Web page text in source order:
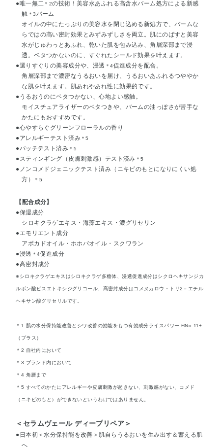
●唯一無二 ＊2の技術！美容水あふれる高含水バーム処方による新感
触 ＊3バーム
オイルの中にたっぷりの美容水を閉じ込める新処方で、バームな
らではの高い密封効果とみずみずしさを両立。肌にのばすと美容
水がじゅわっとあふれ、乾いた肌を包み込み、角層深部まで浸
透。ベタつかないのに、すぐれたシールド効果を叶えます。
●選りすぐりの美容成分や、浸透 ＊4促進成分を配合。
角層深部まで濃密なうるおいを届け、うるおいあふれるつややか
な肌を叶えます。肌あれやあれ性に効果的です。
●うるおうのにベタつかない、心地よい感触。
モイスチュアライザーのベタつきや、バームの油っぽさが苦手な
かたにもおすすめです。
●心やすらぐグリーンフローラルの香り
●アレルギーテスト済み＊5
●パッチテスト済み ＊5
●スティンギング（皮膚刺激感）テスト済み ＊5
●ノンコメドジェニックテスト済み（ニキビのもとになりにくい処
方）
＊5
【配合成分】
●保湿成分
シロキクラゲエキス・海藻エキス・濃グリセリン
●エモリエント成分
アボカドオイル・ホホバオイル・スクワラン
●浸透 ＊4促進成分
●高密封成分
※シロキクラゲエキスはシロキクラゲ多糖体、浸透促進成分はシクロヘキサンジカ
ルボン酸ビスエトキシジグリコール、高密封成分はコメヌカロウ・トリ2－エチル
ヘキサン酸グリセリルです。
＊1 肌の水分保持能改善とシワ改善の効能をもつ有効成分ライスパワー ®No.11+
（プラス）
＊2 自社内において
＊3 ブランド内において
＊4 角層まで
＊5 すべてのかたにアレルギーや皮膚刺激が起きない、刺激感がない、コメド
（ニキビのもと）ができないというわけではありません。
＜セラムヴェール ディープリペア＞
●日本初＜水分保持能を改善＞肌自らうるおいを生み出す＆蓄える肌
へ